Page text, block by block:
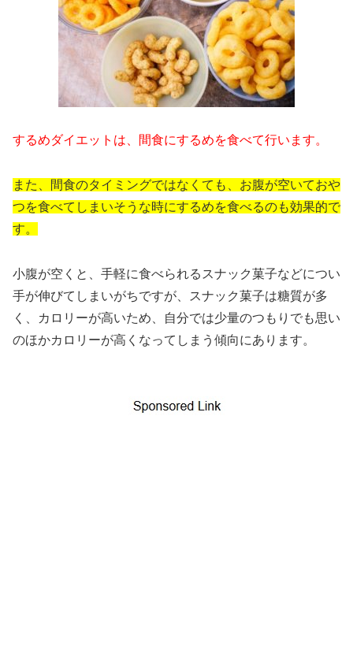
するめダイエットは、間食にするめを食べて行います。
また、間食のタイミングではなくても、お腹が空いておや
つを食べてしまいそうな時にするめを食べるのも効果的で
す。
小腹が空くと、手軽に食べられるスナック菓子などについ
手が伸びてしまいがちですが、スナック菓子は糖質が多
く、カロリーが高いため、自分では少量のつもりでも思い
のほかカロリーが高くなってしまう傾向にあります。